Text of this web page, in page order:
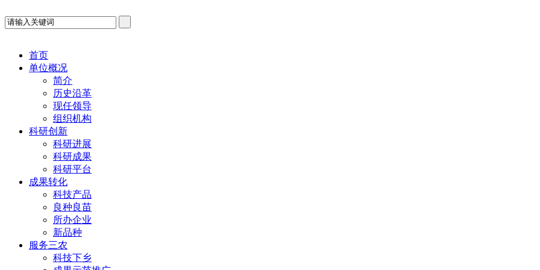
首页
单位概况
简介
历史沿革
现任领导
组织机构
科研创新
科研进展
科研成果
科研平台
成果转化
科技产品
良种良苗
所办企业
新品种
服务三农
科技下乡